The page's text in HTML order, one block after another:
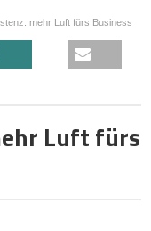
mehr Luft fürs Business
Luft fürs